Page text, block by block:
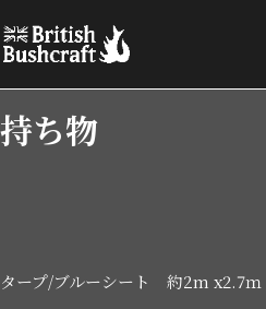
持ち物
タープ/ブルーシート 約2m x2.7ｍ